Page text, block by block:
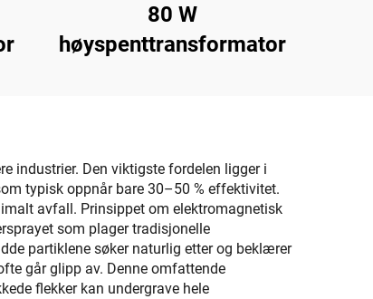
80 W
høyspenttransformator
industrier. Den viktigste fordelen ligger i
typisk oppnår bare 30–50 % effektivitet.
avfall. Prinsippet om elektromagnetisk
som plager tradisjonelle
partiklene søker naturlig etter og beklærer
går glipp av. Denne omfattende
flekker kan undergrave hele